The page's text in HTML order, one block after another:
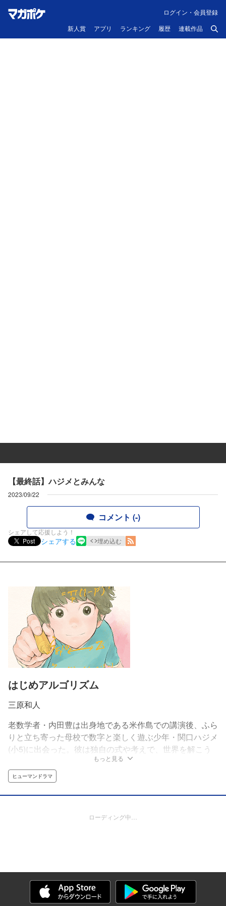
新人賞 アプリ ランキング 履歴 連載作品
ログイン・会員登録
【最終話】ハジメとみんな
2023/09/22
コメント (-)
シェアして応援しよう！
Post
シェアする 埋め込む
はじめアルゴリズム
三原和人
老数学者・内田豊は出身地である米作島での講演後、ふら
りと立ち寄った母校で数字と楽しく遊ぶ少年・関口ハジメ
(小5)に出会った。彼は独自の式や考えで、世界を解こう
としていた。彼の才能に内田は惚れ、出会ったことに運命
を感じたのであった。自然から、恋心から、生き死にか
ら、はじめは数学を導き出す！世界の見え方が変わってい
く数学ジュブナイル!!
もっと見る
ヒューマンドラマ
ローディング中…